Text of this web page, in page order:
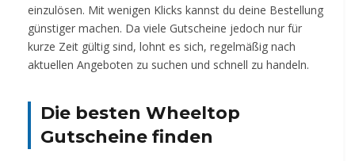
einzulösen. Mit wenigen Klicks kannst du deine Bestellung
günstiger machen. Da viele Gutscheine jedoch nur für
kurze Zeit gültig sind, lohnt es sich, regelmäßig nach
aktuellen Angeboten zu suchen und schnell zu handeln.
Die besten Wheeltop
Gutscheine finden